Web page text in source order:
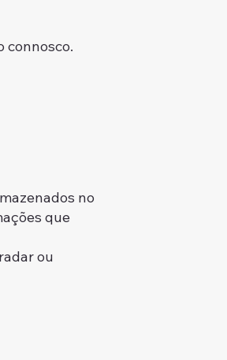
connosco.
no
que
ou